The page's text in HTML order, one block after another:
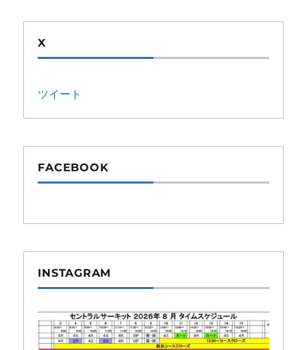
X
ツイート
FACEBOOK
INSTAGRAM